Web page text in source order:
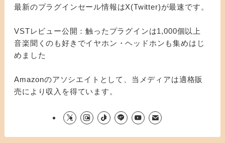
最新のプラグインセール情報はX(Twitter)が最速です。
VSTレビュー公開：触ったプラグインは1,000個以上
音楽聞くのも好きでイヤホン・ヘッドホンも集めはじ
めました
Amazonのアソシエイトとして、当メディアは適格販
売により収入を得ています。